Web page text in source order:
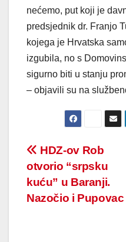
nećemo, put koji je
predsjednik dr. Franjo
kojega je Hrvatska
izgubila, no s
sigurno biti u stanju
– objavili su na
Post
navigation
HDZ-ov Rob
otvorio “srpsku
kuću” u Baranji.
Nazočio i Pupovac